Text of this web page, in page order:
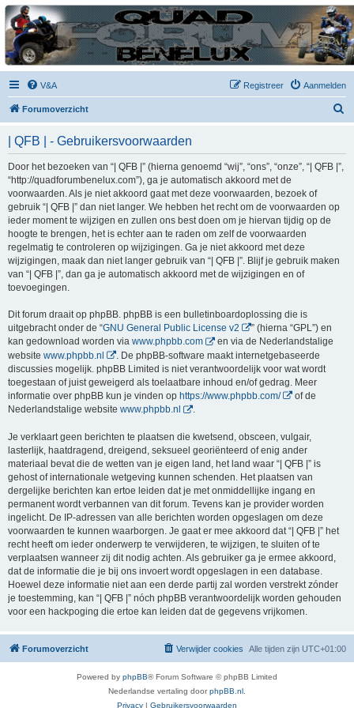
| QFB |
Hét quadforum van de Benelux
V&A Aanmelden
Registreer
Forumoverzicht
| QFB | - Gebruikersvoorwaarden
Door het bezoeken van “| QFB |” (hierna genoemd “wij”, “ons”, “onze”, “| QFB |”,
“http://quadforumbenelux.com”), ga je automatisch akkoord met de
voorwaarden. Als je niet akkoord gaat met deze voorwaarden, bezoek of
gebruik “| QFB |” dan niet langer. We hebben het recht om de voorwaarden op
ieder moment te wijzigen en zullen ons best doen om je hiervan tijdig op de
hoogte te brengen, het is echter aan te raden om zelf de voorwaarden
regelmatig te controleren op wijzigingen. Ga je niet akkoord met deze
wijzigingen, maak dan niet langer gebruik van “| QFB |”. Blijf je gebruik maken
van “| QFB |”, dan ga je automatisch akkoord met de wijzigingen en of
toevoegingen.
Dit forum draait op phpBB. phpBB is een bulletinboardoplossing die is
uitgebracht onder de “GNU General Public License v2
” (hierna “GPL”) en
kan gedownload worden via www.phpbb.com
en via de Nederlandstalige
website www.phpbb.nl
. De phpBB-software maakt internetgebaseerde
discussies mogelijk. phpBB Limited is niet verantwoordelijk voor wat wordt
toegestaan of juist geweigerd als toelaatbare inhoud en/of gedrag. Meer
informatie over phpBB kun je vinden op https://www.phpbb.com/
of de
Nederlandstalige website www.phpbb.nl .
Je verklaart geen berichten te plaatsen die kwetsend, obsceen, vulgair,
lasterlijk, haatdragend, dreigend, seksueel georiënteerd of enig ander
materiaal bevat die de wetten van je eigen land, het land waar “| QFB |” is
gehost of internationale wetgeving kunnen schenden. Het plaatsen van
dergelijke berichten kan ertoe leiden dat je met onmiddellijke ingang en
permanent wordt verbannen van dit forum. Tevens kan je provider worden
ingelicht. De IP-adressen van alle berichten worden opgeslagen om deze
voorwaarden te kunnen waarborgen. Je gaat er mee akkoord dat “| QFB |” het
recht heeft om ieder onderwerp te verwijderen, te wijzigen, te sluiten of te
verplaatsen wanneer zij dit nodig achten. Als gebruiker ga je ermee akkoord,
dat de informatie die je bij ons invoert wordt opgeslagen in een database.
Hoewel deze informatie niet aan een derde partij zal worden verstrekt zónder
je toestemming, kan “| QFB |” nóch phpBB verantwoordelijk worden gehouden
voor een hackpoging die ertoe kan leiden dat de gegevens vrijkomen.
Forumoverzicht Alle tijden zijn UTC+01:00
Verwijder cookies
Powered by phpBB® Forum Software © phpBB Limited
Nederlandse vertaling doorphpBB.nl
Privacy | Gebruikersvoorwaarden